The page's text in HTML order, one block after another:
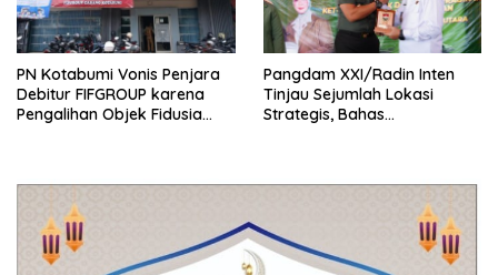
PN Kotabumi Vonis Penjara
Debitur FIFGROUP karena
Pengalihan Objek Fidusia
Pangdam XXI/Radin Inten
Tinjau Sejumlah Lokasi
Strategis, Bahas